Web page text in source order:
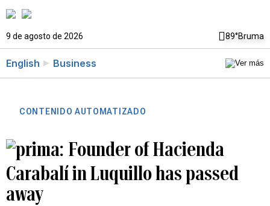
9 de agosto de 2026 89°Bruma
English Business
CONTENIDO AUTOMATIZADO
Founder of Hacienda
Carabalí in Luquillo has passed
away